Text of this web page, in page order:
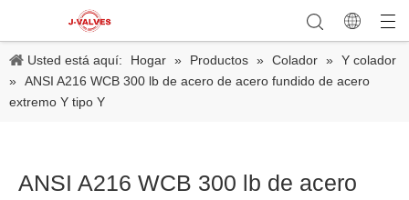
Usted está aquí: Hogar » Productos » Colador » Y colador
» ANSI A216 WCB 300 lb de acero de acero fundido de acero
extremo Y tipo Y
ANSI A216 WCB 300 lb de acero